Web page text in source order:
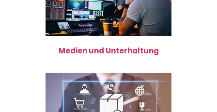
Medien und Unterhaltung